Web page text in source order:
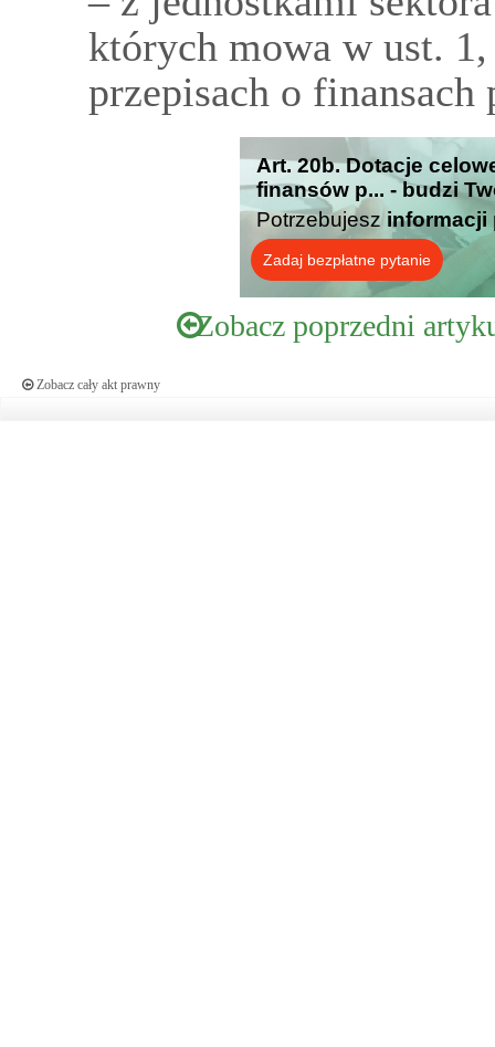
których mowa w ust.
przepisach o
Art. 20b. Dotacje
finansów p... - budzi
Potrzebujesz informacji
Zadaj bezpłatne pytanie
Zobacz poprzedni
Zobacz cały akt prawny